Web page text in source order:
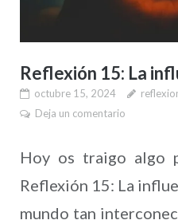
Reflexión 15: La
octubre 15, 2024
Deja un comentario
Hoy os traigo algo
Reflexión 15: La
mundo tan